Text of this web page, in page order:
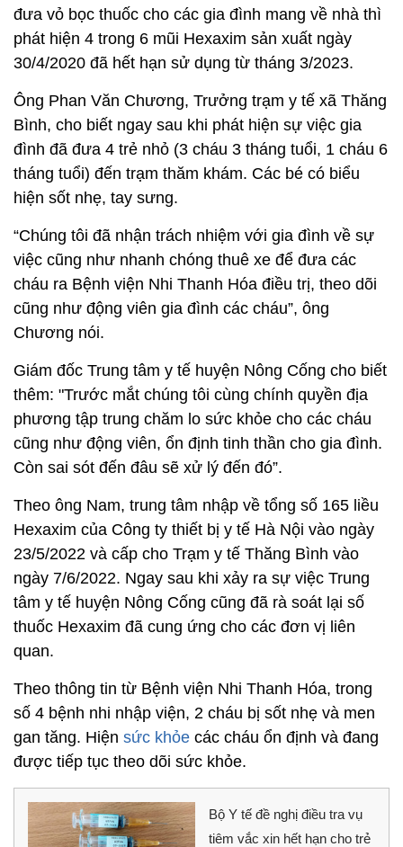
đưa vỏ bọc thuốc cho các gia đình mang về nhà thì
phát hiện 4 trong 6 mũi Hexaxim sản xuất ngày
30/4/2020 đã hết hạn sử dụng từ tháng 3/2023.
Ông Phan Văn Chương, Trưởng trạm y tế xã Thăng
Bình, cho biết ngay sau khi phát hiện sự việc gia
đình đã đưa 4 trẻ nhỏ (3 cháu 3 tháng tuổi, 1 cháu 6
tháng tuổi) đến trạm thăm khám. Các bé có biểu
hiện sốt nhẹ, tay sưng.
“Chúng tôi đã nhận trách nhiệm với gia đình về sự
việc cũng như nhanh chóng thuê xe để đưa các
cháu ra Bệnh viện Nhi Thanh Hóa điều trị, theo dõi
cũng như động viên gia đình các cháu”, ông
Chương nói.
Giám đốc Trung tâm y tế huyện Nông Cống cho biết
thêm: "Trước mắt chúng tôi cùng chính quyền địa
phương tập trung chăm lo sức khỏe cho các cháu
cũng như động viên, ổn định tinh thần cho gia đình.
Còn sai sót đến đâu sẽ xử lý đến đó”.
Theo ông Nam, trung tâm nhập về tổng số 165 liều
Hexaxim của Công ty thiết bị y tế Hà Nội vào ngày
23/5/2022 và cấp cho Trạm y tế Thăng Bình vào
ngày 7/6/2022. Ngay sau khi xảy ra sự việc Trung
tâm y tế huyện Nông Cống cũng đã rà soát lại số
thuốc Hexaxim đã cung ứng cho các đơn vị liên
quan.
Theo thông tin từ Bệnh viện Nhi Thanh Hóa, trong
số 4 bệnh nhi nhập viện, 2 cháu bị sốt nhẹ và men
gan tăng. Hiện sức khỏe các cháu ổn định và đang
được tiếp tục theo dõi sức khỏe.
Bộ Y tế đề nghị điều tra vụ
tiêm vắc xin hết hạn cho trẻ